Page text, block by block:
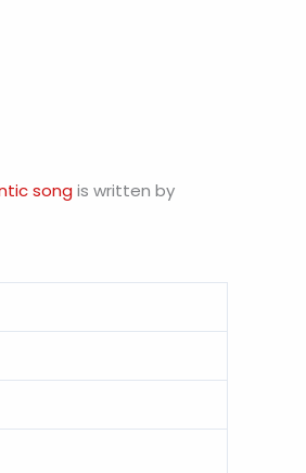
song is written by